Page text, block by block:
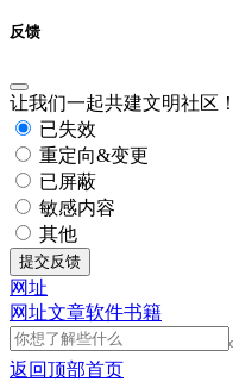
反馈
让我们一起共建文明社区
已失效
重定向&变更
已屏蔽
敏感内容
其他
提交反馈
网址
网址文章软件书籍
返回顶部首页